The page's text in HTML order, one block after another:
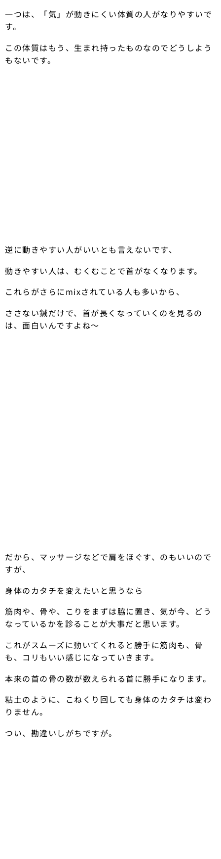
一つは、「気」が動きにくい体質の人がなりやすいで
す。
この体質はもう、生まれ持ったものなのでどうしよう
もないです。
逆に動きやすい人がいいとも言えないです、
動きやすい人は、むくむことで首がなくなります。
これらがさらにmixされている人も多いから、
ささない鍼だけで、首が長くなっていくのを見るの
は、面白いんですよね〜
だから、マッサージなどで肩をほぐす、のもいいので
すが、
身体のカタチを変えたいと思うなら
筋肉や、骨や、こりをまずは脇に置き、気が今、どう
なっているかを診ることが大事だと思います。
これがスムーズに動いてくれると勝手に筋肉も、骨
も、コリもいい感じになっていきます。
本来の首の骨の数が数えられる首に勝手になります。
粘土のように、こねくり回しても身体のカタチは変わ
りません。
つい、勘違いしがちですが。